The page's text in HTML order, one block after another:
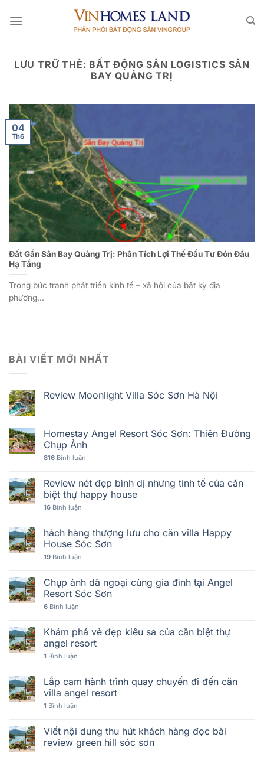
qua
LƯU TRỮ THẺ: BẤT ĐỘNG SẢN LOGISTICS SÂN
BAY QUẢNG TRỊ
Đất Gần Sân Bay Quảng Trị: Phân Tích Lợi Thế Đầu Tư Đón Đầu
Hạ Tầng
Trong bức tranh phát triển kinh tế – xã hội của bất kỳ địa
phương...
04
Th6
BÀI VIẾT MỚI NHẤT
Review Moonlight Villa Sóc Sơn Hà Nội
Homestay Angel Resort Sóc Sơn: Thiên Đường
Chụp Ảnh
816 Bình luận
Review nét đẹp bình dị nhưng tinh tế của căn
biệt thự happy house
16 Bình luận
hách hàng thượng lưu cho căn villa Happy
House Sóc Sơn
19 Bình luận
Chụp ảnh dã ngoại cùng gia đình tại Angel
Resort Sóc Sơn
6 Bình luận
Khám phá vẻ đẹp kiêu sa của căn biệt thự
angel resort
1 Bình luận
Lắp cam hành trình quay chuyến đi đến căn
villa angel resort
1 Bình luận
Viết nội dung thu hút khách hàng đọc bài
review green hill sóc sơn